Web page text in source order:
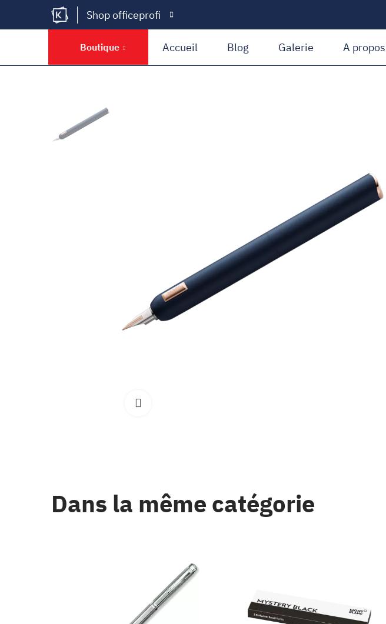
Shop officeprofi
Boutique Accueil Blog Galerie A propos
Dans la même catégorie